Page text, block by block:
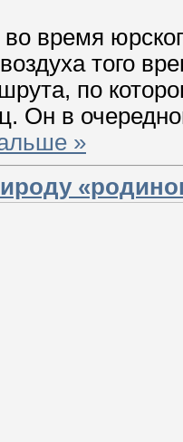
время
того
по
Он в
»